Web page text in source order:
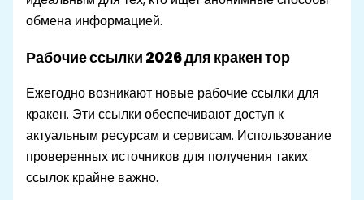
обмена информацией.
Рабочие ссылки 2026 для кракен тор
Ежегодно возникают новые рабочие ссылки для
кракен. Эти ссылки обеспечивают доступ к
актуальным ресурсам и сервисам. Использование
проверенных источников для получения таких
ссылок крайне важно.